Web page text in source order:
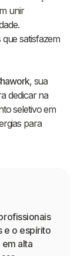
unir
satisfazem
, sua
dedicar na
seletivo em
para
e o espírito
alta